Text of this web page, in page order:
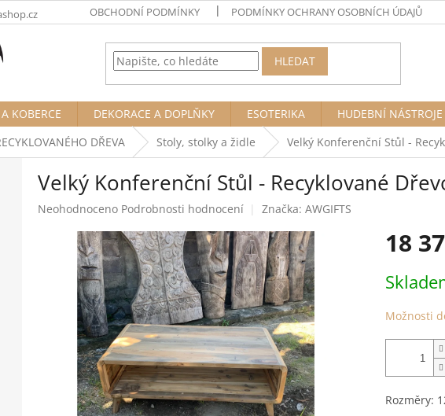
OBCHODNÍ PODMÍNKY PODMÍNKY OCHRANY OSOBNÍCH ÚDAJŮ
HLEDAT
KOBERCE DEKORACE A DOPLŇKY ESOTERIKA HUDEBNÍ NÁSTROJE
DŘEVA Stoly, stolky a židle Velký Konferenční Stůl -
Velký Konferenční Stůl - Recyklované
Průměrné
produktu
hvězdiček.
Neohodnoceno Podrobnosti hodnocení Značka: AWGIFTS
18
cena:
Možnosti
Rozměry: